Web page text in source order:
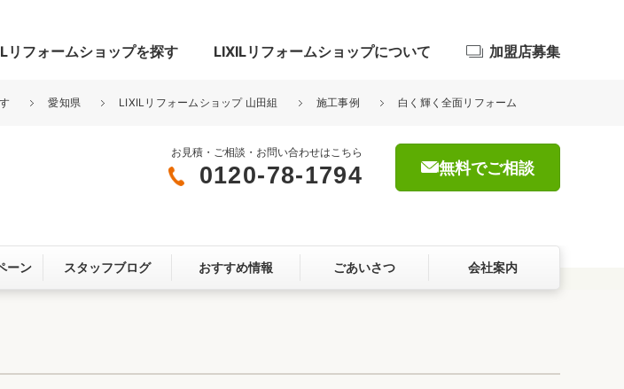
り 門まわり 屋根・外壁
ース
リフォームショップを探す LIXILリフォームショップについて
ート
ここちいい暮らしをつくる、価値・性能向上
加盟店募集
愛知県 LIXILリフォームショップ 山田組 施工事例 白く輝く全面リフォーム
お見積・ご相談・お問い合わせはこちら
0120-78-1794 無料でご相談
ーン スタッフブログ おすすめ情報 ごあいさつ 会社案内